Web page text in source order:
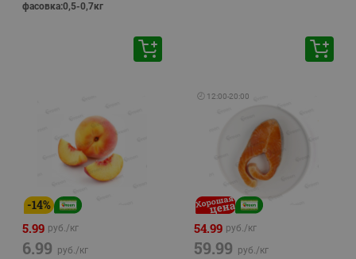
фасовка:0,5-0,7кг
-14%
5.99 руб./кг
6.99 руб./кг
🕘 12:00-20:00
54.99 руб./кг
59.99 руб./кг